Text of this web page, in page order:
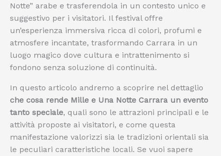
Notte” arabe e trasferendola in un contesto unico e
suggestivo per i visitatori. Il festival offre
un’esperienza immersiva ricca di colori, profumi e
atmosfere incantate, trasformando Carrara in un
luogo magico dove cultura e intrattenimento si
fondono senza soluzione di continuità.
In questo articolo andremo a scoprire nel dettaglio
che cosa rende Mille e Una Notte Carrara un evento
tanto speciale, quali sono le attrazioni principali e le
attività proposte ai visitatori, e come questa
manifestazione valorizzi sia le tradizioni orientali sia
le peculiari caratteristiche locali. Se vuoi sapere